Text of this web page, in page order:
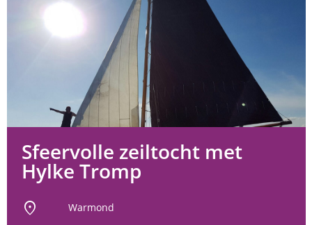
Sfeervolle zeiltocht met
Hylke Tromp
location_on Warmond